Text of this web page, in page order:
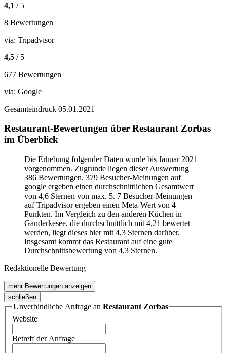
4,1 / 5
8 Bewertungen
via: Tripadvisor
4,5 / 5
677 Bewertungen
via: Google
Gesamteindruck 05.01.2021
Restaurant-Bewertungen über Restaurant Zorbas
im Überblick
Die Erhebung folgender Daten wurde bis Januar 2021
vorgenommen. Zugrunde liegen dieser Auswertung
386 Bewertungen. 379 Besucher-Meinungen auf
google ergeben einen durchschnittlichen Gesamtwert
von 4,6 Sternen von max. 5. 7 Besucher-Meinungen
auf Tripadvisor ergeben einen Meta-Wert von 4
Punkten. Im Vergleich zu den anderen Küchen in
Ganderkesee, die durchschnittlich mit 4,21 bewertet
werden, liegt dieses hier mit 4,3 Sternen darüber.
Insgesamt kommt das Restaurant auf eine gute
Durchschnittsbewertung von 4,3 Sternen.
Redaktionelle Bewertung
mehr Bewertungen anzeigen
schließen
Unverbindliche Anfrage an Restaurant Zorbas
Website
Betreff der Anfrage